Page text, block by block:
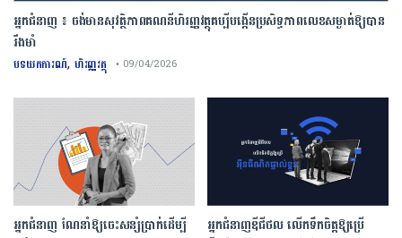
អ្នកជំនាញ ៖ ចង់មានសុវត្ថិភាពគណនីហិរញ្ញវត្ថុគប្បីបង្កើនប្រសិទ្ធភាពលេខសម្ងាត់ឱ្យបាន
រឹងមាំ
បទយកការណ៍, ហិរញ្ញវត្ថុ • 09/04/2026
អ្នកជំនាញឌីជីថល លើកទឹកចិត្តឱ្យប្រើ
អ្នកជំនាញ ណែនាំឱ្យចេះសន្សំប្រាក់ដើម្បី